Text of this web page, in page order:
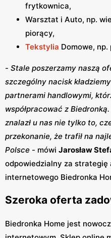
frytkownica,
Warsztat i Auto, np.
piorący,
Tekstylia Domowe,
- Stale poszerzamy naszą
szczególny nacisk
partnerami handlowymi,
współpracować z
znalazł u nas nie tylko to,
przekonanie, że trafił na
Polsce - mówi Jarosław
odpowiedzialny za
internetowego Biedronka
Szeroka oferta
Biedronka Home jest